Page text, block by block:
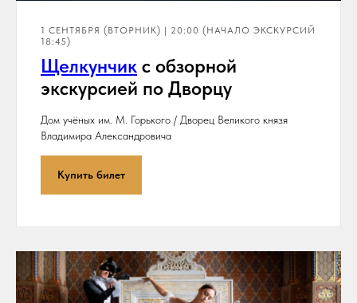
1 СЕНТЯБРЯ (ВТОРНИК) | 20:00 (НАЧАЛО ЭКСКУРСИЙ
18:45)
Щелкунчик с обзорной
экскурсией по Дворцу
Дом учёных им. М. Горького / Дворец Великого князя
Владимира Александровича
Купить билет